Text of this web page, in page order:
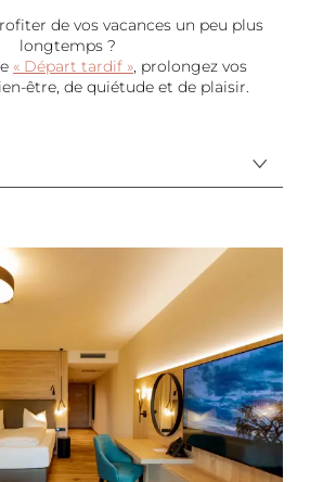
de vos vacances un peu plus
longtemps ?
« Départ tardif », prolongez vos
être, de quiétude et de plaisir.